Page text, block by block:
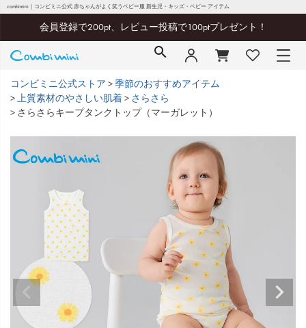
combimini｜コンビミニ公式 赤ちゃんがよく笑うベビー服 新生児・キッズ・ベビー アイテム
会員登録で200pt、レビュー投稿で100ptプレゼント！
コンビミニ公式ストア
季節のおすすめアイテム
上質素材のやさしい肌着
さらさら
さらさらキープタンクトップ（マーガレット）